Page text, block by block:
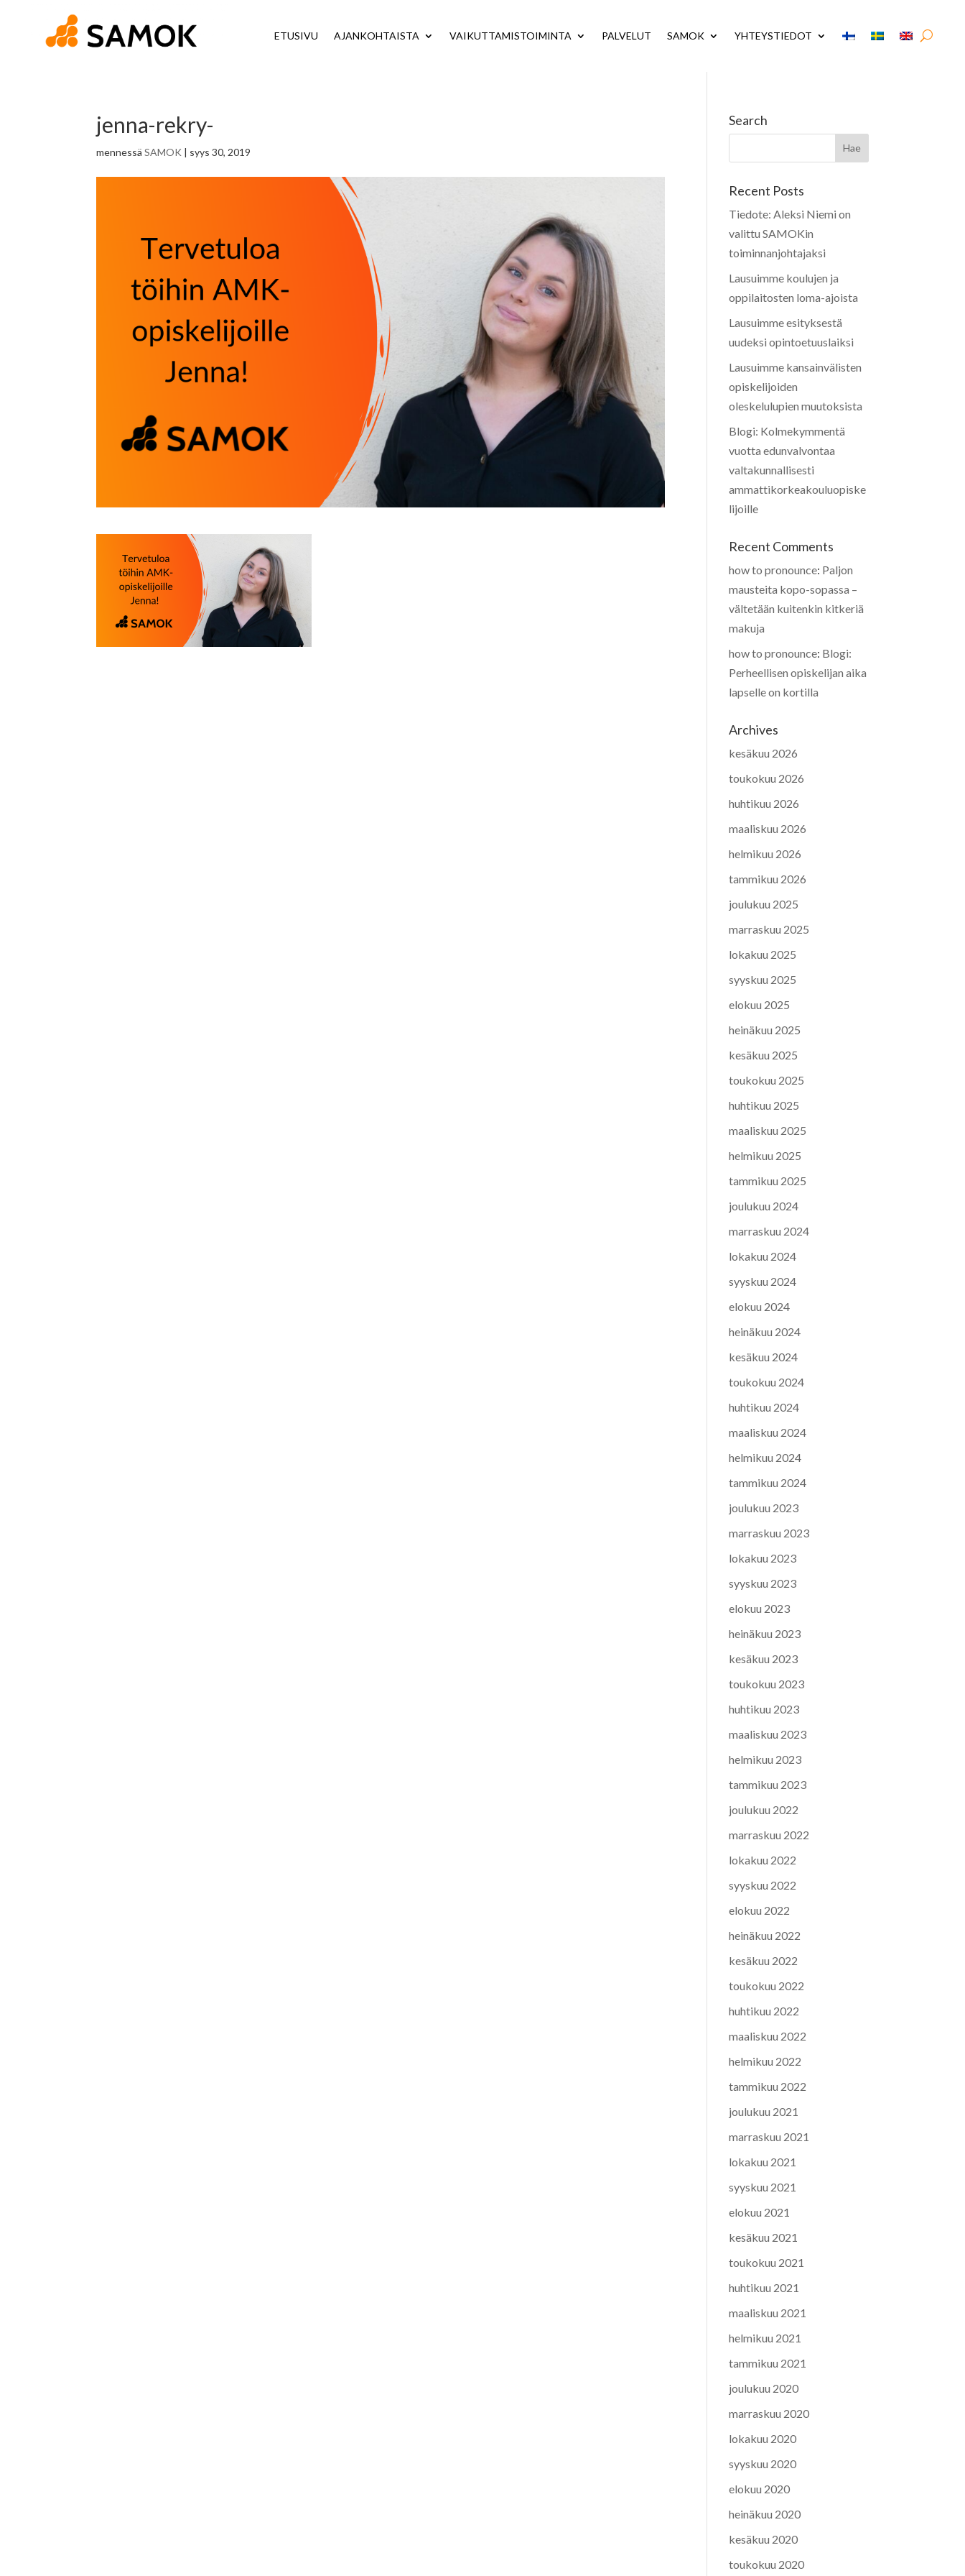
ETUSIVU AJANKOHTAISTA VAIKUTTAMISTOIMINTA PALVELUT SAMOK YHTEYSTIEDOT
jenna-rekry-
mennessäSAMOK | syys 30, 2019
Search
Recent Posts
Tiedote: Aleksi Niemi on
valittu SAMOKin
toiminnanjohtajaksi
Lausuimme koulujen ja
oppilaitosten loma-ajoista
Lausuimme esityksestä
uudeksi opintoetuuslaiksi
Lausuimme kansainvälisten
opiskelijoiden
oleskelulupien muutoksista
Blogi: Kolmekymmentä
vuotta edunvalvontaa
valtakunnallisesti
ammattikorkeakouluopiske
lijoille
Recent Comments
how to pronounce: Paljon
mausteita kopo-sopassa –
vältetään kuitenkin kitkeriä
makuja
how to pronounce: Blogi:
Perheellisen opiskelijan aika
lapselle on kortilla
Archives
kesäkuu 2026
toukokuu 2026
huhtikuu 2026
maaliskuu 2026
helmikuu 2026
tammikuu 2026
joulukuu 2025
marraskuu 2025
lokakuu 2025
syyskuu 2025
elokuu 2025
heinäkuu 2025
kesäkuu 2025
toukokuu 2025
huhtikuu 2025
maaliskuu 2025
helmikuu 2025
tammikuu 2025
joulukuu 2024
marraskuu 2024
lokakuu 2024
syyskuu 2024
elokuu 2024
heinäkuu 2024
kesäkuu 2024
toukokuu 2024
huhtikuu 2024
maaliskuu 2024
helmikuu 2024
tammikuu 2024
joulukuu 2023
marraskuu 2023
lokakuu 2023
syyskuu 2023
elokuu 2023
heinäkuu 2023
kesäkuu 2023
toukokuu 2023
huhtikuu 2023
maaliskuu 2023
helmikuu 2023
tammikuu 2023
joulukuu 2022
marraskuu 2022
lokakuu 2022
syyskuu 2022
elokuu 2022
heinäkuu 2022
kesäkuu 2022
toukokuu 2022
huhtikuu 2022
maaliskuu 2022
helmikuu 2022
tammikuu 2022
joulukuu 2021
marraskuu 2021
lokakuu 2021
syyskuu 2021
elokuu 2021
kesäkuu 2021
toukokuu 2021
huhtikuu 2021
maaliskuu 2021
helmikuu 2021
tammikuu 2021
joulukuu 2020
marraskuu 2020
lokakuu 2020
syyskuu 2020
elokuu 2020
heinäkuu 2020
kesäkuu 2020
toukokuu 2020